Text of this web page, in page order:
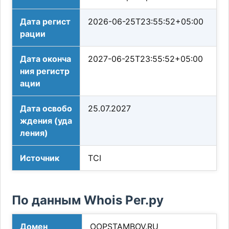
Дата регист
рации
2026-06-25T23:55:52+05:00
Дата оконча
ния регистр
ации
2027-06-25T23:55:52+05:00
Дата освобо
ждения (уда
ления)
25.07.2027
Источник TCI
По данным Whois Рег.ру
Домен OOPSTAMBOV.RU